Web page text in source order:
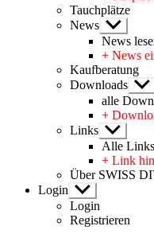
Tauchplätze
News Untermenü
anzeigen
News
+ News
Kaufberatung
Downloads
alle
+
Links Untermenü
anzeigen
Alle Links
+ Link
Über SWISS
Login Untermenü
anzeigen
Login
Registrieren